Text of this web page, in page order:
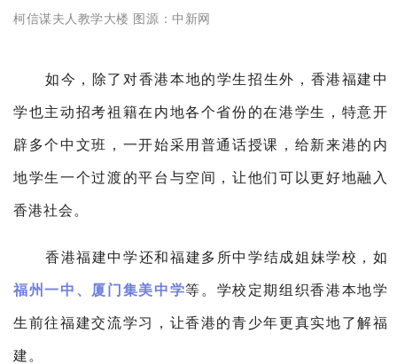
柯信谋夫人教学大楼 图源：中新网
如今，除了对香港本地的学生招生外，香港福建中
学也主动招考祖籍在内地各个省份的在港学生，特意开
辟多个中文班，一开始采用普通话授课，给新来港的内
地学生一个过渡的平台与空间，让他们可以更好地融入
香港社会。
香港福建中学还和福建多所中学结成姐妹学校，如
福州一中、厦门集美中学等。 学校定期组织香港本地学
生前往福建交流学习，让香港的青少年更真实地了解福
建。